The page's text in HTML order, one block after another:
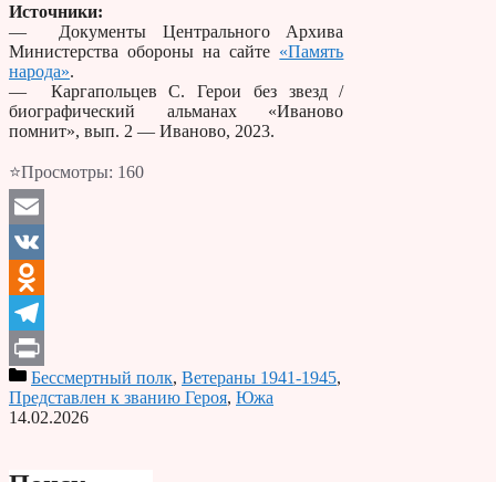
Источники:
— Документы Центрального Архива
Министерства обороны на сайте «Память
народа».
— Каргапольцев С. Герои без звезд /
биографический альманах «Иваново
помнит», вып. 2 — Иваново, 2023.
⭐Просмотры: 160
Email
VK
Odnoklassniki
Telegram
PrintБессмертный полк, Ветераны 1941-1945,
Представлен к званию Героя, Южа
14.02.2026